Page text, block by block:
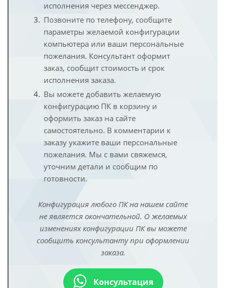
исполнения через мессенджер.
Позвоните по телефону, сообщите
параметры желаемой конфигурации
компьютера или ваши персональные
пожелания. Консультант оформит
заказ, сообщит стоимость и срок
исполнения заказа.
Вы можете добавить желаемую
конфигурацию ПК в корзину и
оформить заказ на сайте
самостоятельно. В комментарии к
заказу укажите ваши персональные
пожелания. Мы с вами свяжемся,
уточним детали и сообщим по
готовности.
Конфигурация любого ПК на нашем сайте
не является окончательной. О желаемых
изменениях конфигурации ПК вы можете
сообщить консультанту при оформлении
заказа.
Консультация